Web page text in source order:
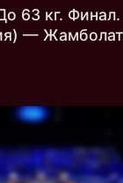
63 кг. Финал.
—